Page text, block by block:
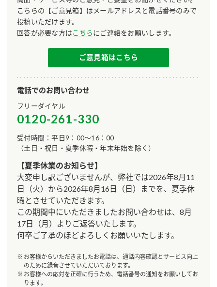
こちらの【ご意見箱】はメールアドレスと電話番号のみで
投稿いただけます。
回答が必要な方はこちらにご連絡をお願いします。
ご意見箱はこちら
電話でのお問い合わせ
フリーダイヤル
0120-261-330
受付時間：平日9：00～16：00
（土日・祝日・夏季休暇・年末年始を除く）
【夏季休業のお知らせ】
大変申し訳ございませんが、弊社では2026年8月11
日（火）から2026年8月16日（日）までを、夏季休
暇とさせていただきます。
この期間中にいただきましたお問い合わせは、8月
17日（月）よりご返答いたします。
何卒ご了承のほどよろしくお願いいたします。
お客様からいただきましたお電話は、通話内容確認とサービス向上
のために録音させていただいております。​
お客様への応対を正確に行うため、電話番号の通知をお願いしてお
ります。​